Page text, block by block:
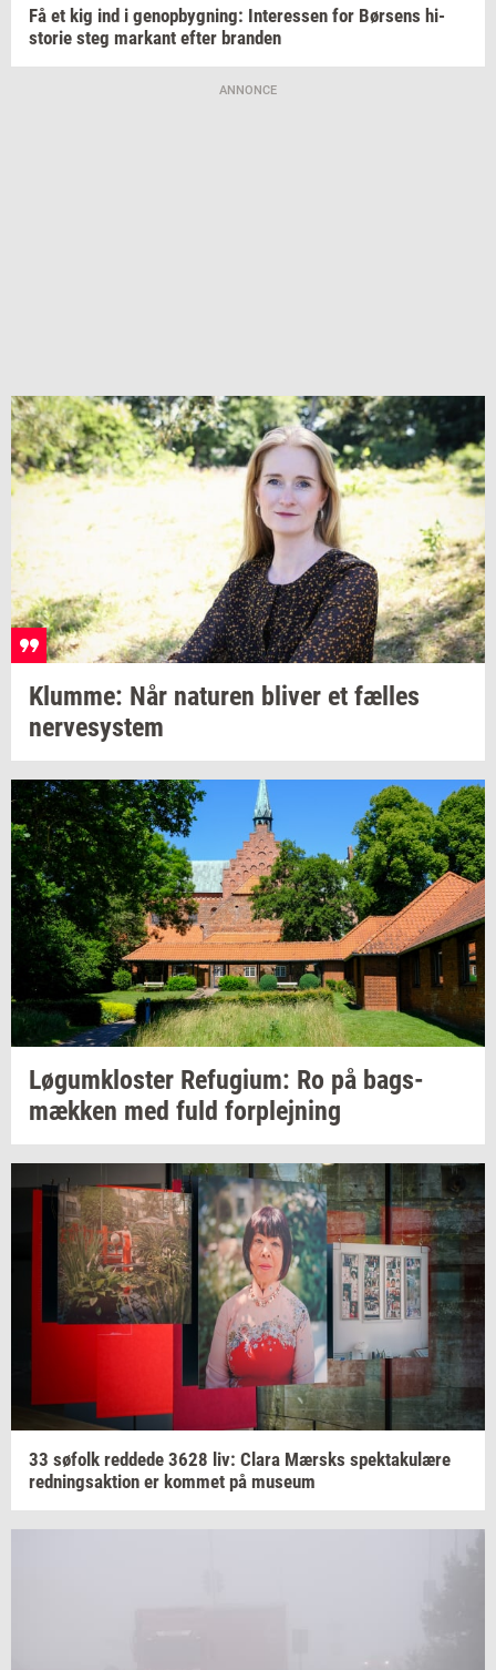
Få et kig ind i genop­byg­ning: In­ter­es­sen for Bør­sens hi­
sto­rie steg mar­kant efter bran­den
ANNONCE
Klum­me: Når na­tu­ren bli­ver et fæl­les
ner­ve­sy­stem
Løgum­klo­ster Re­fu­gi­um: Ro på bags­
mæk­ken med fuld for­plej­ning
33 sø­folk red­de­de 3628 liv: Clara Mær­sks spek­taku­læ­re
red­nings­ak­tion er kom­met på mu­se­um